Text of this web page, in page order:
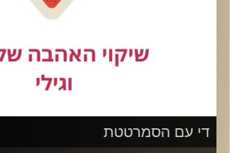
די עם הסמרטטת